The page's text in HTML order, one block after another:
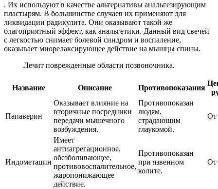
. Их используют в качестве альтернативы анальгезирующим
пластырям. В большинстве случаев их применяют для
ликвидации радикулита. Они оказывают такой же
благоприятный эффект, как анальгетики. Данный вид свечей
с легкостью снимает болевой синдром и воспаление,
оказывает миорелаксирующее действие на мышцы спины.
Лечит поврежденные области позвоночника.
Название Описание Противопоказания
Папаверин
Оказывает влияние на
вторичные посредники
передачи мышечного
возбуждения.
Противопоказан
людям,
страдающим
глаукомой.
От
Индометацин
Имеет
антиагрегационное,
обезболивающее,
противовоспалительное,
жаропонижающее
действие.
Противопоказан
при язвенном
колите.
От